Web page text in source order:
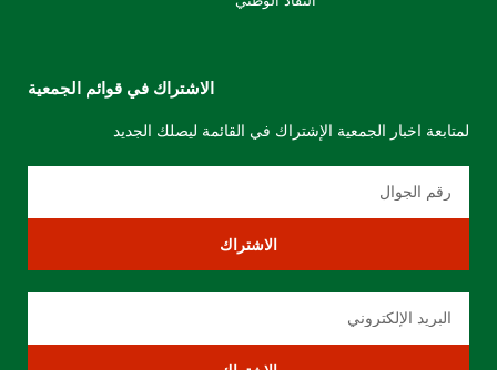
الاشتراك في قوائم الجمعية
لمتابعة اخبار الجمعية الإشتراك في القائمة ليصلك الجديد
الاشتراك